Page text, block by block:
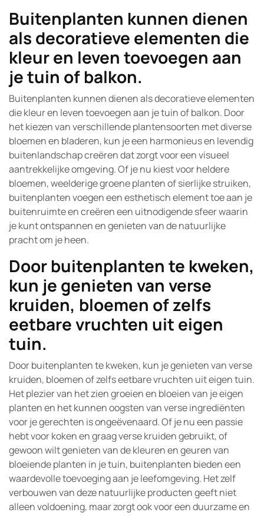
Buitenplanten kunnen dienen
als decoratieve elementen die
kleur en leven toevoegen aan
je tuin of balkon.
Buitenplanten kunnen dienen als decoratieve elementen
die kleur en leven toevoegen aan je tuin of balkon. Door
het kiezen van verschillende plantensoorten met diverse
bloemen en bladeren, kun je een harmonieus en levendig
buitenlandschap creëren dat zorgt voor een visueel
aantrekkelijke omgeving. Of je nu kiest voor heldere
bloemen, weelderige groene planten of sierlijke struiken,
buitenplanten voegen een esthetisch element toe aan je
buitenruimte en creëren een uitnodigende sfeer waarin
je kunt ontspannen en genieten van de natuurlijke
pracht om je heen.
Door buitenplanten te kweken,
kun je genieten van verse
kruiden, bloemen of zelfs
eetbare vruchten uit eigen
tuin.
Door buitenplanten te kweken, kun je genieten van verse
kruiden, bloemen of zelfs eetbare vruchten uit eigen tuin.
Het plezier van het zien groeien en bloeien van je eigen
planten en het kunnen oogsten van verse ingrediënten
voor je gerechten is ongeëvenaard. Of je nu een passie
hebt voor koken en graag verse kruiden gebruikt, of
gewoon wilt genieten van de kleuren en geuren van
bloeiende planten in je tuin, buitenplanten bieden een
waardevolle toevoeging aan je leefomgeving. Het zelf
verbouwen van deze natuurlijke producten geeft niet
alleen voldoening, maar zorgt ook voor een duurzame en